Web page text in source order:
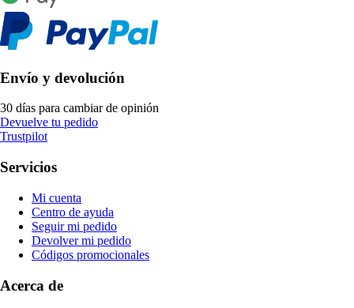
Envío y devolución
30 días para cambiar de opinión
Devuelve tu pedido
Trustpilot
Servicios
Mi cuenta
Centro de ayuda
Seguir mi pedido
Devolver mi pedido
Códigos promocionales
Acerca de